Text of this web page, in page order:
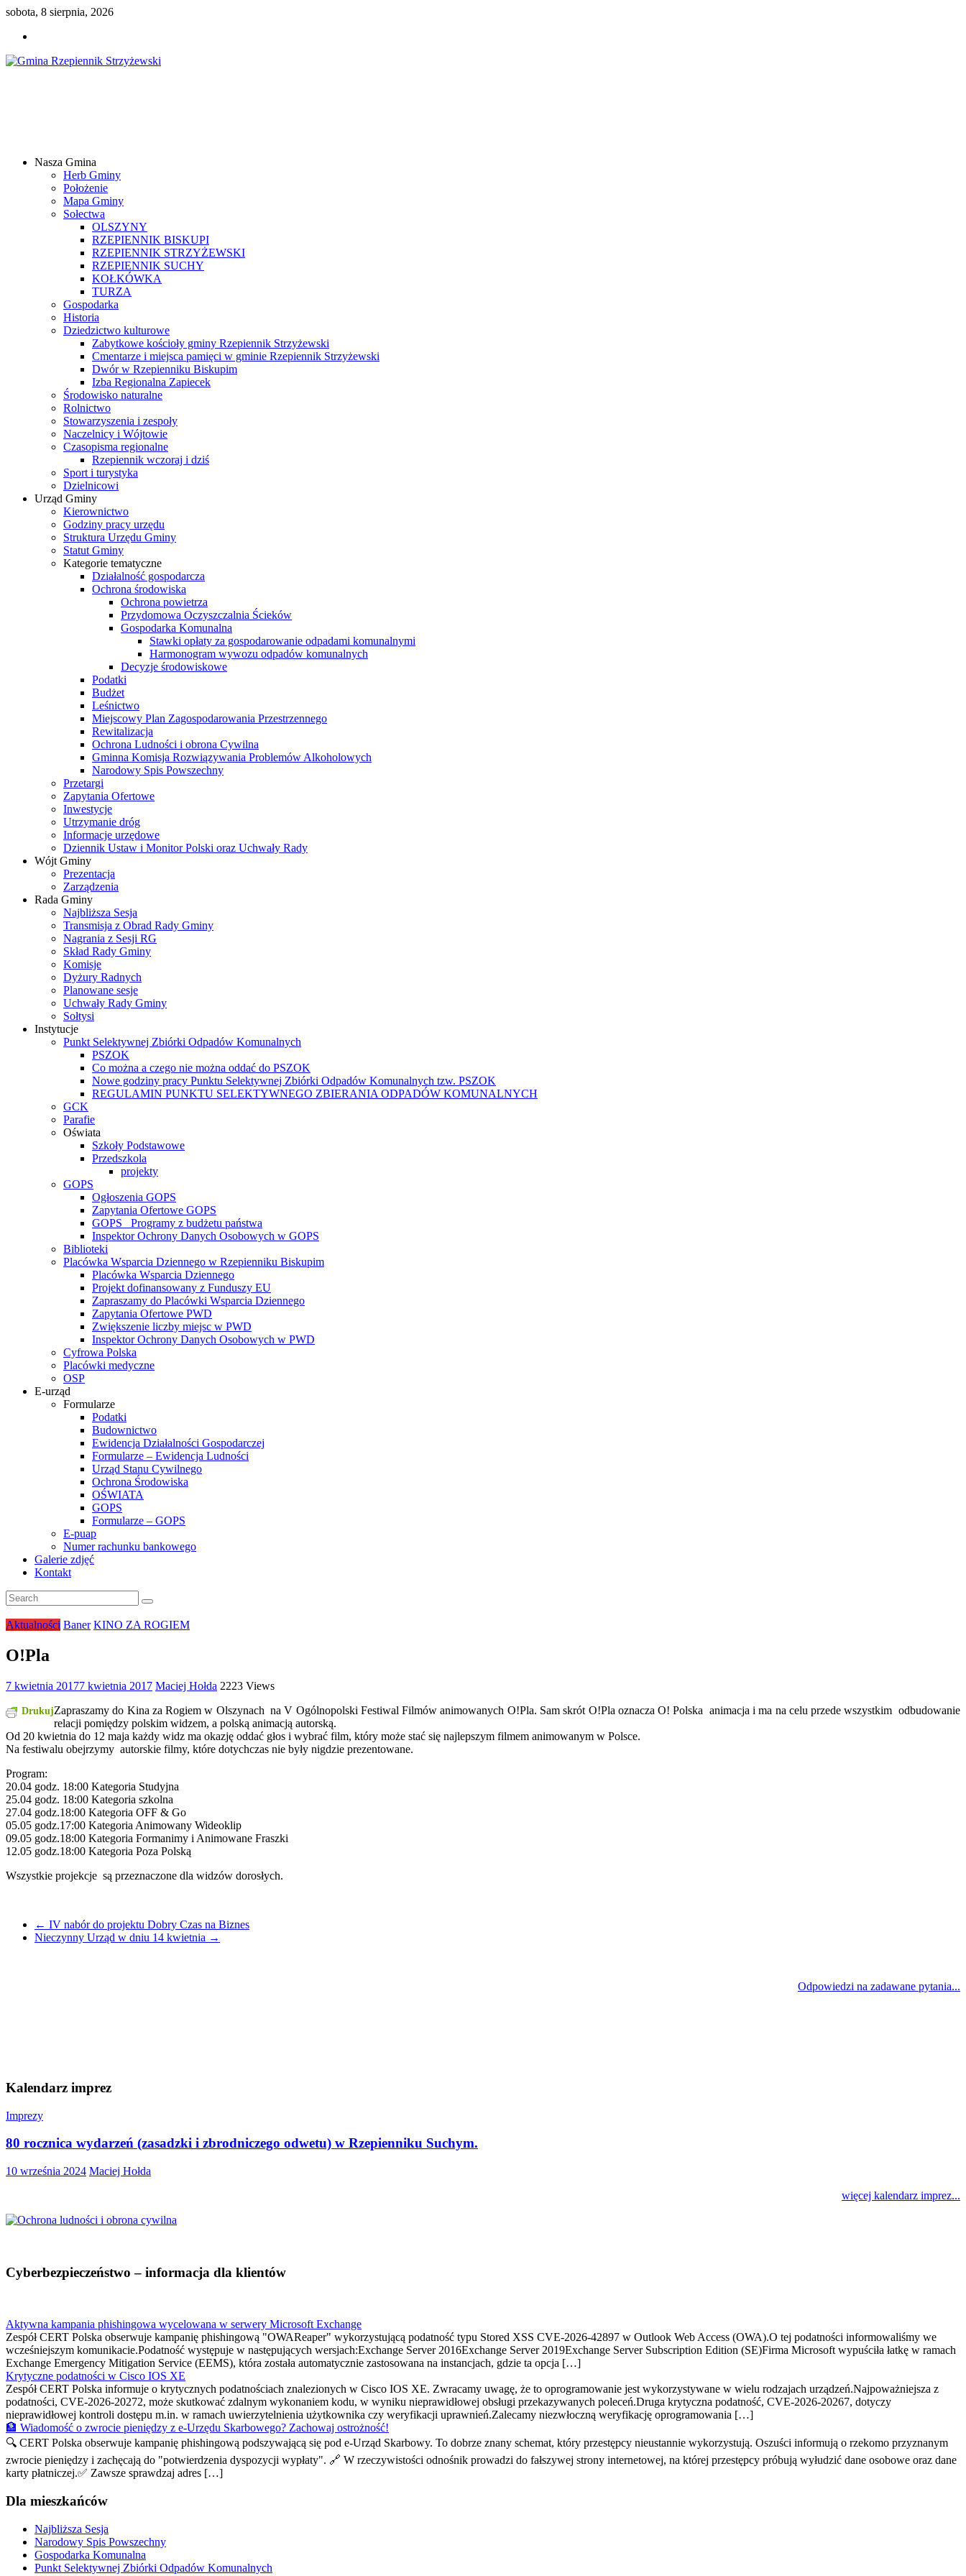
sobota, 8 sierpnia, 2026
Samorządowy
Internetowy
Nasza Gmina
Herb Gminy
Położenie
Mapa Gminy
Sołectwa
OLSZYNY
RZEPIENNIK BISKUPI
RZEPIENNIK STRZYŻEWSKI
RZEPIENNIK SUCHY
KOŁKÓWKA
TURZA
Gospodarka
Historia
Dziedzictwo kulturowe
Zabytkowe kościoły gminy Rzepiennik Strzyżewski
Cmentarze i miejsca pamięci w gminie Rzepiennik Strzyżewski
Dwór w Rzepienniku Biskupim
Izba Regionalna Zapiecek
Środowisko naturalne
Rolnictwo
Stowarzyszenia i zespoły
Naczelnicy i Wójtowie
Czasopisma regionalne
Rzepiennik wczoraj i dziś
Sport i turystyka
Dzielnicowi
Urząd Gminy
Kierownictwo
Godziny pracy urzędu
Struktura Urzędu Gminy
Statut Gminy
Kategorie tematyczne
Działalność gospodarcza
Ochrona środowiska
Ochrona powietrza
Przydomowa Oczyszczalnia Ścieków
Gospodarka Komunalna
Stawki opłaty za gospodarowanie odpadami komunalnymi
Harmonogram wywozu odpadów komunalnych
Decyzje środowiskowe
Podatki
Budżet
Leśnictwo
Miejscowy Plan Zagospodarowania Przestrzennego
Rewitalizacja
Ochrona Ludności i obrona Cywilna
Gminna Komisja Rozwiązywania Problemów Alkoholowych
Narodowy Spis Powszechny
Przetargi
Zapytania Ofertowe
Inwestycje
Utrzymanie dróg
Informacje urzędowe
Dziennik Ustaw i Monitor Polski oraz Uchwały Rady
Wójt Gminy
Prezentacja
Zarządzenia
Rada Gminy
Najbliższa Sesja
Transmisja z Obrad Rady Gminy
Nagrania z Sesji RG
Skład Rady Gminy
Komisje
Dyżury Radnych
Planowane sesje
Uchwały Rady Gminy
Sołtysi
Instytucje
Punkt Selektywnej Zbiórki Odpadów Komunalnych
PSZOK
Co można a czego nie można oddać do PSZOK
Nowe godziny pracy Punktu Selektywnej Zbiórki Odpadów Komunalnych tzw. PSZOK
REGULAMIN PUNKTU SELEKTYWNEGO ZBIERANIA ODPADÓW KOMUNALNYCH
GCK
Parafie
Oświata
Szkoły Podstawowe
Przedszkola
projekty
GOPS
Ogłoszenia GOPS
Zapytania Ofertowe GOPS
GOPS_ Programy z budżetu państwa
Inspektor Ochrony Danych Osobowych w GOPS
Biblioteki
Placówka Wsparcia Dziennego w Rzepienniku Biskupim
Placówka Wsparcia Dziennego
Projekt dofinansowany z Funduszy EU
Zapraszamy do Placówki Wsparcia Dziennego
Zapytania Ofertowe PWD
Zwiększenie liczby miejsc w PWD
Inspektor Ochrony Danych Osobowych w PWD
Cyfrowa Polska
Placówki medyczne
OSP
E-urząd
Formularze
Podatki
Budownictwo
Ewidencja Działalności Gospodarczej
Formularze – Ewidencja Ludności
Urząd Stanu Cywilnego
Ochrona Środowiska
OŚWIATA
GOPS
Formularze – GOPS
E-puap
Numer rachunku bankowego
Galerie zdjęć
Kontakt
Aktualności Baner KINO ZA ROGIEM
O!Pla
7 kwietnia 20177 kwietnia 2017 Maciej Hołda 2223 Views
DrukujZapraszamy do Kina za Rogiem w Olszynach na V Ogólnopolski Festiwal Filmów animowanych O!Pla. Sam skrót O!Pla oznacza O! Polska animacja i ma na celu przede wszystkim odbudowanie
relacji pomiędzy polskim widzem, a polską animacją autorską.
Od 20 kwietnia do 12 maja każdy widz ma okazję oddać głos i wybrać film, który może stać się najlepszym filmem animowanym w Polsce.
Na festiwalu obejrzymy autorskie filmy, które dotychczas nie były nigdzie prezentowane.
Program:
20.04 godz. 18:00 Kategoria Studyjna
25.04 godz. 18:00 Kategoria szkolna
27.04 godz.18:00 Kategoria OFF & Go
05.05 godz.17:00 Kategoria Animowany Wideoklip
09.05 godz.18:00 Kategoria Formanimy i Animowane Fraszki
12.05 godz.18:00 Kategoria Poza Polską
Wszystkie projekcje są przeznaczone dla widzów dorosłych.
← IV nabór do projektu Dobry Czas na Biznes
Nieczynny Urząd w dniu 14 kwietnia →
Odpowiedzi na zadawane pytania...
Kalendarz imprez
Imprezy
80 rocznica wydarzeń (zasadzki i zbrodniczego odwetu) w Rzepienniku Suchym.
10 września 2024 Maciej Hołda
więcej kalendarz imprez...
Cyberbezpieczeństwo – informacja dla klientów
Aktywna kampania phishingowa wycelowana w serwery Microsoft Exchange
Zespół CERT Polska obserwuje kampanię phishingową "OWAReaper" wykorzystującą podatność typu Stored XSS CVE-2026-42897 w Outlook Web Access (OWA).O tej podatności informowaliśmy we
wcześniejszym komunikacie.Podatność występuje w następujących wersjach:Exchange Server 2016Exchange Server 2019Exchange Server Subscription Edition (SE)Firma Microsoft wypuściła łatkę w ramach
Exchange Emergency Mitigation Service (EEMS), która została automatycznie zastosowana na instancjach, gdzie ta opcja […]
Krytyczne podatności w Cisco IOS XE
Zespół CERT Polska informuje o krytycznych podatnościach znalezionych w Cisco IOS XE. Zwracamy uwagę, że to oprogramowanie jest wykorzystywane w wielu rodzajach urządzeń.Najpoważniejsza z
podatności, CVE-2026-20272, może skutkować zdalnym wykonaniem kodu, w wyniku nieprawidłowej obsługi przekazywanych poleceń.Druga krytyczna podatność, CVE-2026-20267, dotyczy
nieprawidłowej kontroli dostępu m.in. w ramach uwierzytelnienia użytkownika czy weryfikacji uprawnień.Zalecamy niezwłoczną weryfikację oprogramowania […]
🏦 Wiadomość o zwrocie pieniędzy z e-Urzędu Skarbowego? Zachowaj ostrożność!
🔍 CERT Polska obserwuje kampanię phishingową podszywającą się pod e-Urząd Skarbowy. To dobrze znany schemat, który przestępcy nieustannie wykorzystują. Oszuści informują o rzekomo przyznanym
zwrocie pieniędzy i zachęcają do "potwierdzenia dyspozycji wypłaty". 🔗 W rzeczywistości odnośnik prowadzi do fałszywej strony internetowej, na której przestępcy próbują wyłudzić dane osobowe oraz dane
karty płatniczej.✅ Zawsze sprawdzaj adres […]
Dla mieszkańców
Najbliższa Sesja
Narodowy Spis Powszechny
Gospodarka Komunalna
Punkt Selektywnej Zbiórki Odpadów Komunalnych